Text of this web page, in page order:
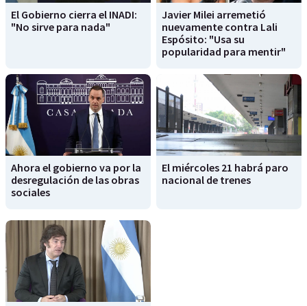
El Gobierno cierra el INADI:
"No sirve para nada"
Javier Milei arremetió
nuevamente contra Lali
Espósito: "Usa su
popularidad para mentir"
Ahora el gobierno va por la
desregulación de las obras
sociales
El miércoles 21 habrá paro
nacional de trenes